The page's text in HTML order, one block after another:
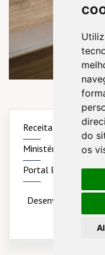
do
os
Receita Federal
Ministério do
Portal Brasil
Desenvolvido por